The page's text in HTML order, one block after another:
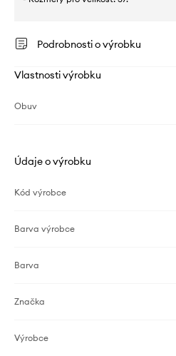
Podrobnosti o výrobku
Vlastnosti výrobku
Obuv
Údaje o výrobku
Kód výrobce
Barva výrobce
Barva
Značka
Výrobce